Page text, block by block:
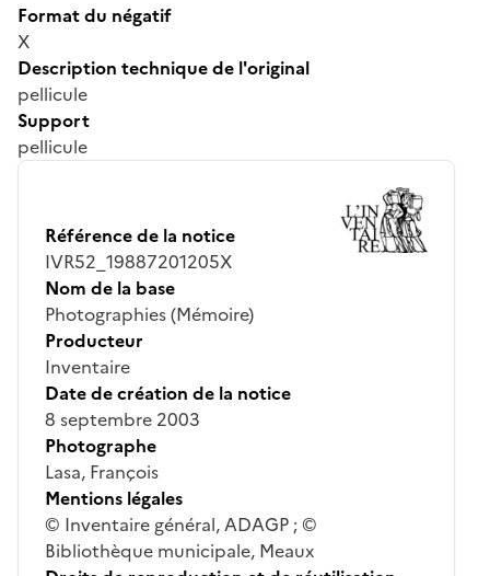
Format du négatif
X
Description technique de l'original
pellicule
Support
pellicule
Référence de la notice
IVR52_19887201205X
Nom de la base
Photographies (Mémoire)
Producteur
Inventaire
Date de création de la notice
8 septembre 2003
Photographe
Lasa, François
Mentions légales
© Inventaire général, ADAGP ; ©
Bibliothèque municipale, Meaux